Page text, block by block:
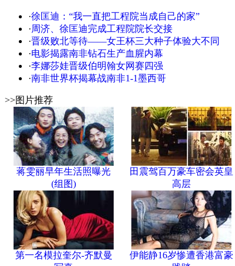
·徐匡迪：“我一直把工程院当成自己的家”
·周济、徐匡迪完成工程院院长交接
·晋级败北等待——女王杯三大种子体验大不同
·电影揭露南非钻石生产血腥内幕
·李娜莎娃晋级伯明翰女网赛四强
·南非世界杯揭幕战南非1-1墨西哥
>>图片推荐
蒋雯丽早年生活照曝光
(组图)
田震驾百万豪车密会英皇
高层
第一名模拉奎尔-齐默曼
伊能静16岁惨遭香港富豪